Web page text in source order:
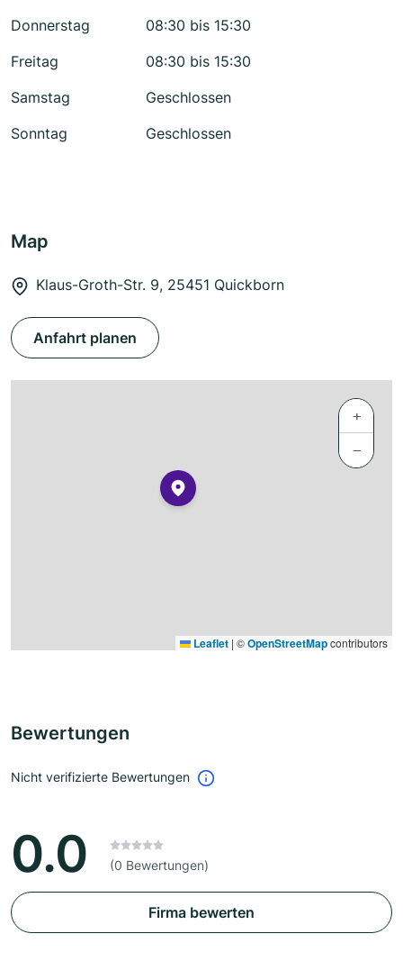
Donnerstag
08:30 bis 15:30
Freitag
08:30 bis 15:30
Samstag
Geschlossen
Sonntag
Geschlossen
Map
Klaus-Groth-Str. 9, 25451 Quickborn
Anfahrt planen
+
−
Leaflet | ©OpenStreetMapcontributors
Bewertungen
Nicht verifizierte Bewertungen
0.0 (0 Bewertungen)
Firma bewerten